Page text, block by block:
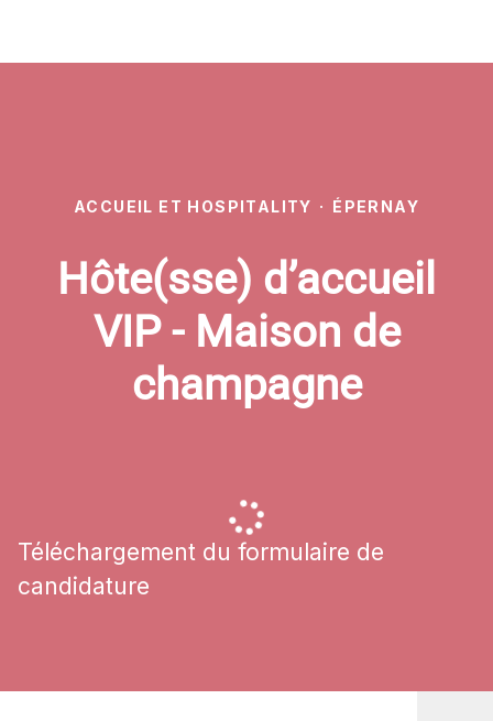
ACCUEIL ET HOSPITALITY · ÉPERNAY
Hôte(sse) d’accueil
VIP - Maison de
champagne
Téléchargement du formulaire de
candidature